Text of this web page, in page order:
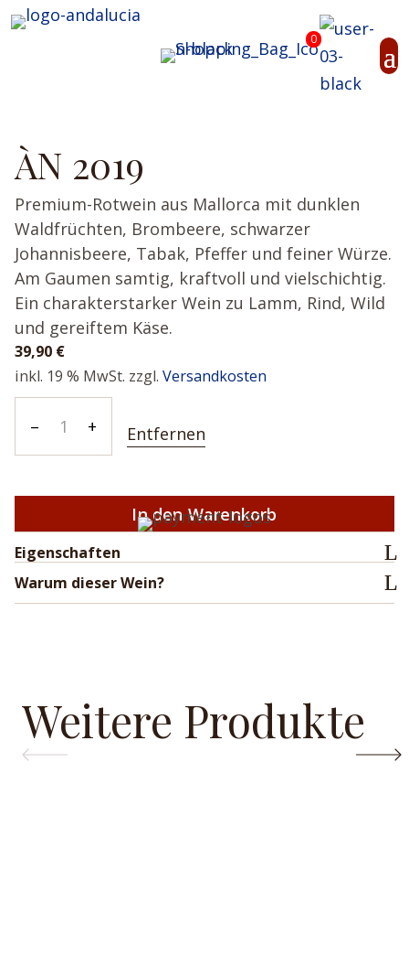
0
ÀN 2019
Premium-Rotwein aus Mallorca mit dunklen
Waldfrüchten, Brombeere, schwarzer
Johannisbeere, Tabak, Pfeffer und feiner Würze.
Am Gaumen samtig, kraftvoll und vielschichtig.
Ein charakterstarker Wein zu Lamm, Rind, Wild
und gereiftem Käse.
39,90 €
inkl. 19 % MwSt. zzgl. Versandkosten
–
ÀN
2019
+ Entfernen
In den Warenkorb
Eigenschaften
Warum dieser Wein?
Weitere Produkte